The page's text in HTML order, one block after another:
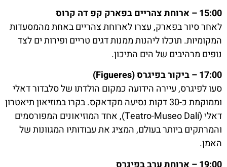
15:00 – ארוחת צהריים בפארק קפ דה קרוס
לאחר סיור בפארק, עצרו לארוחת צהריים באחת מהמסעדות
המקומיות. תוכלו ליהנות ממנות דגים טריים ופירות ים לצד
נופים מרהיבים של הים התיכון.
17:00 – ביקור בפיגרס (Figueres)
סעו לפיגרס, עיירה הידועה כמקום הולדתו של סלבדור דאלי
וממוקמת כ-30 דקות נסיעה מקדאקס. בקרו במוזיאון תיאטרון
דאלי (Teatro-Museo Dalí), אחד המוזיאונים המפורסמים
והמרתקים ביותר בעולם, המציג את עבודותיו המגוונות של
האמן.